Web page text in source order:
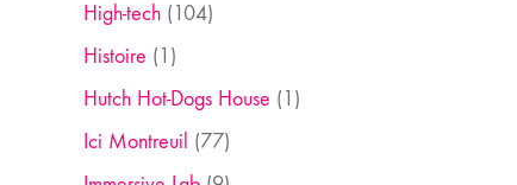
High-tech(104)
Histoire (1)
Hutch Hot-Dogs House (1)
Ici Montreuil (77)